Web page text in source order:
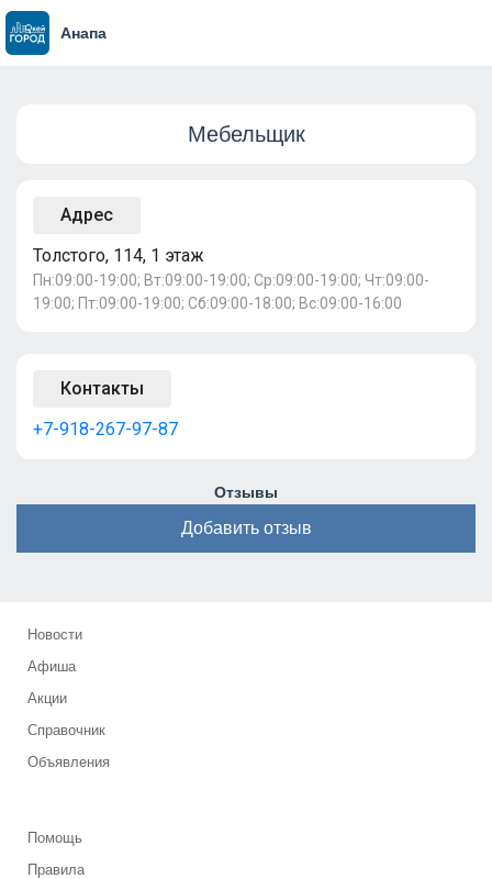
Анапа
Мебельщик
Адрес
Толстого, 114, 1 этаж
Пн:09:00-19:00; Вт:09:00-19:00; Ср:09:00-19:00; Чт:09:00-
19:00; Пт:09:00-19:00; Сб:09:00-18:00; Вс:09:00-16:00
Контакты
+7-918-267-97-87
Отзывы
Добавить отзыв
Новости
Афиша
Акции
Справочник
Объявления
Помощь
Правила